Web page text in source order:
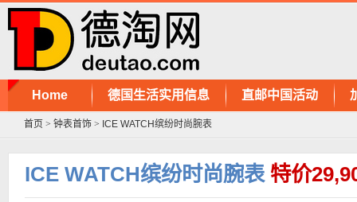
Home 德国生活实用信息 直邮中国活动
首页 > 钟表首饰 > ICE WATCH缤纷时尚腕表
ICE WATCH缤纷时尚腕表 特价